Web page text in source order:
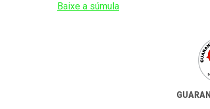
Baixe a súmula